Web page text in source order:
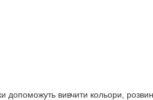
допоможуть вивчити кольори,